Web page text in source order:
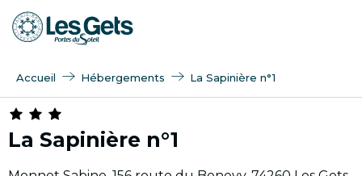
Aller
au
Accueil Hébergements La Sapinière n°1
La Sapinière n°1